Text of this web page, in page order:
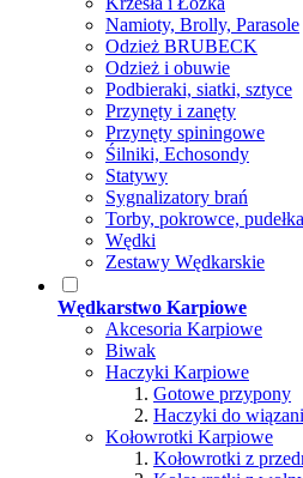
Namioty, Brolly, Parasole
Odzież BRUBECK
Odzież i obuwie
Podbieraki, siatki, sztyce
Przynęty i zanęty
Przynęty spiningowe
Śilniki, Echosondy
Statywy
Sygnalizatory brań
Torby, pokrowce, pudełka
Wędki
Zestawy Wędkarskie
Wędkarstwo Karpiowe
Akcesoria Karpiowe
Biwak
Haczyki Karpiowe
Gotowe przypony
Haczyki do
Kołowrotki Karpiowe
Kołowrotki z